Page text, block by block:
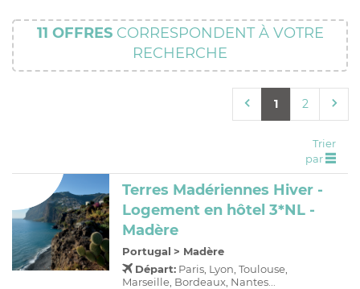
SEJOURS
CIRCUITS
11 OFFRESCORRESPONDENT À VOTRE
RECHERCHE
1 2
Trier
par
Terres Madériennes Hiver -
Logement en hôtel 3*NL -
Madère
Portugal > Madère
Départ: Paris, Lyon, Toulouse,
Marseille, Bordeaux, Nantes...